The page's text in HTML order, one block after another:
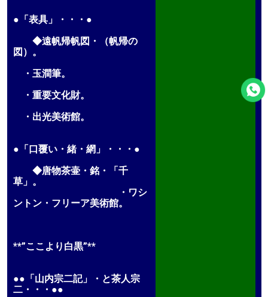
●「表具」・・・●
◆遠帆帰帆図・（帆帰の
図）。
・玉澗筆。
・重要文化財。
・出光美術館。
●「口覆い・緒・網」・・・●
◆唐物茶壷・銘・「千
草」。
・ワシ
ントン・フリーア美術館。
**”ここより白黒”**
●●「山内宗二記」・と茶人宗
二・・・●●